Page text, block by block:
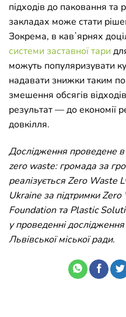
підходів до паковання та
закладах може стати
Зокрема, в кавʼярнях
системи заставної тари
можуть популяризувати
надавати знижки таким
змешення обсягів
результат — до економії
довкілля.
Дослідження проведене
zero waste: громада за
реалізується Zero Waste
Ukraine за підтримки
Foundation та Plastic
у проведенні
Львівської міської ради.